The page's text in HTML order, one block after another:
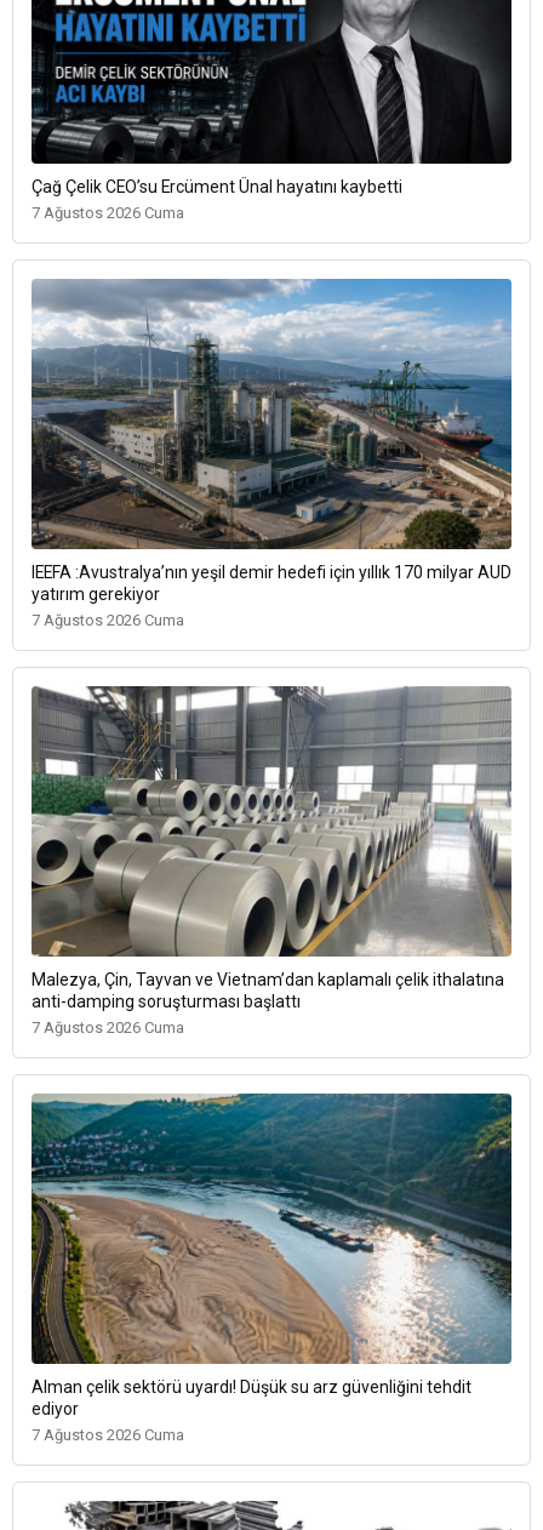
Çağ Çelik CEO’su Ercüment Ünal hayatını kaybetti
7 Ağustos 2026 Cuma
IEEFA :Avustralya’nın yeşil demir hedefi için yıllık 170 milyar AUD
yatırım gerekiyor
7 Ağustos 2026 Cuma
Malezya, Çin, Tayvan ve Vietnam’dan kaplamalı çelik ithalatına
anti-damping soruşturması başlattı
7 Ağustos 2026 Cuma
Alman çelik sektörü uyardı! Düşük su arz güvenliğini tehdit
ediyor
7 Ağustos 2026 Cuma